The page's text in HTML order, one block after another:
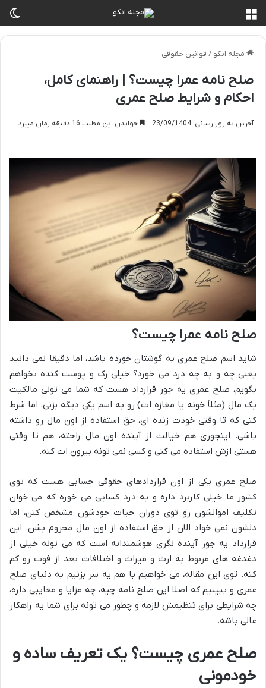
مجله انکو / قوانین حقوقی
صلح نامه عمرا چیست؟ | راهنمای کامل،
احکام و شرایط صلح عمری
آخرین به روز رسانی: 23/09/1404 خواندن این مطلب 16 دقیقه زمان میبرد
صلح نامه عمرا چیست؟
شاید اسم صلح عمری به گوشتان خورده باشد، اما دقیقا نمی دانید
یعنی چه و به چه درد می خورد؟ خیلی رک و پوست کنده بخواهم
بگویم، صلح عمری یه جور قرارداد هست که شما می تونی مالکیت
یک مال (مثلاً خونه یا مغازه ات) رو به اسم یکی دیگه بزنی، اما شرط
کنی که تا وقتی خودت زنده ای، حق استفاده از اون مال رو داشته
باشی. اینجوری هم خیالت از آینده اون مال راحته، هم تا وقتی
هستی ازش استفاده می کنی و کسی نمی تونه بیرون ات کنه.
صلح عمری یکی از اون قراردادهای حقوقی حسابی هست که توی
کشور ما خیلی کاربرد داره و به درد کسایی می خوره که می خوان
تکلیف اموالشون رو توی دوران حیات خودشون مشخص کنن، اما
دلشون نمی خواد الان از حق استفاده از اون مال محروم بشن. این
قرارداد یه جور آینده نگری هوشمندانه است که می تونه خیلی از
دغدغه های مربوط به ارث و میراث و اختلافات بعد از فوت رو کم
کنه. توی این مقاله، می خواهیم با هم یه سر بزنیم به دنیای صلح
عمری و ببینیم که اصلا این صلح نامه چیه، چه مزایا و معایبی داره،
چه شرایطی برای تنظیمش لازمه و چطور می تونه برای شما یه راهکار
عالی باشه.
صلح عمری چیست؟ یک تعریف ساده و
خودمونی